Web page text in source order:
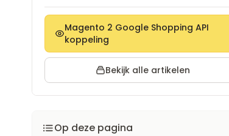
Magento 2 Google Shopping API
koppeling
Bekijk alle artikelen
Op deze pagina